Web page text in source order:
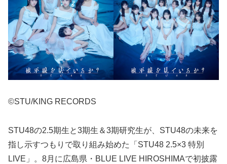
©STU/KING RECORDS
STU48の2.5期生と3期生＆3期研究生が、STU48の未来を
指し示すつもりで取り組み始めた「STU48 2.5×3 特別
LIVE」。8月に広島県・BLUE LIVE HIROSHIMAで初披露